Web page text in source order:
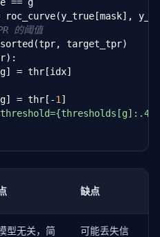
roc_curve(y_true[mask],
的阈值
target_tpr)
= thr[idx]
= thr[-
1 ]
== g
>=
缺点
型无关，简
可能丢失信